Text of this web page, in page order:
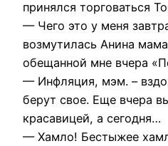
принялся торговаться
— Чего это у меня
возмутилась Анина
обещанной мне вчера
— Инфляция, мэм. –
берут свое. Еще вчера
красавицей, а сегодня…
— Хамло! Бестыжее